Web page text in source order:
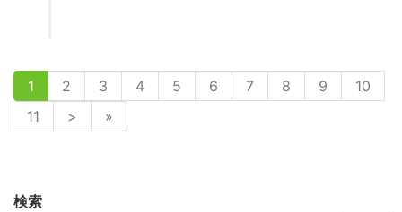
1 2 3 4 5 6 7 8 9
10
11
> »
検索